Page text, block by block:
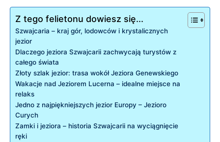
Z tego felietonu dowiesz się...
Szwajcaria – kraj gór, lodowców i krystalicznych
jezior
Dlaczego jeziora Szwajcarii zachwycają turystów z
całego świata
Złoty szlak jezior: trasa wokół Jeziora Genewskiego
Wakacje nad Jeziorem Lucerna – idealne miejsce na
relaks
Jedno z najpiękniejszych jezior Europy – Jezioro
Curych
Zamki i jeziora – historia Szwajcarii na wyciągnięcie
ręki